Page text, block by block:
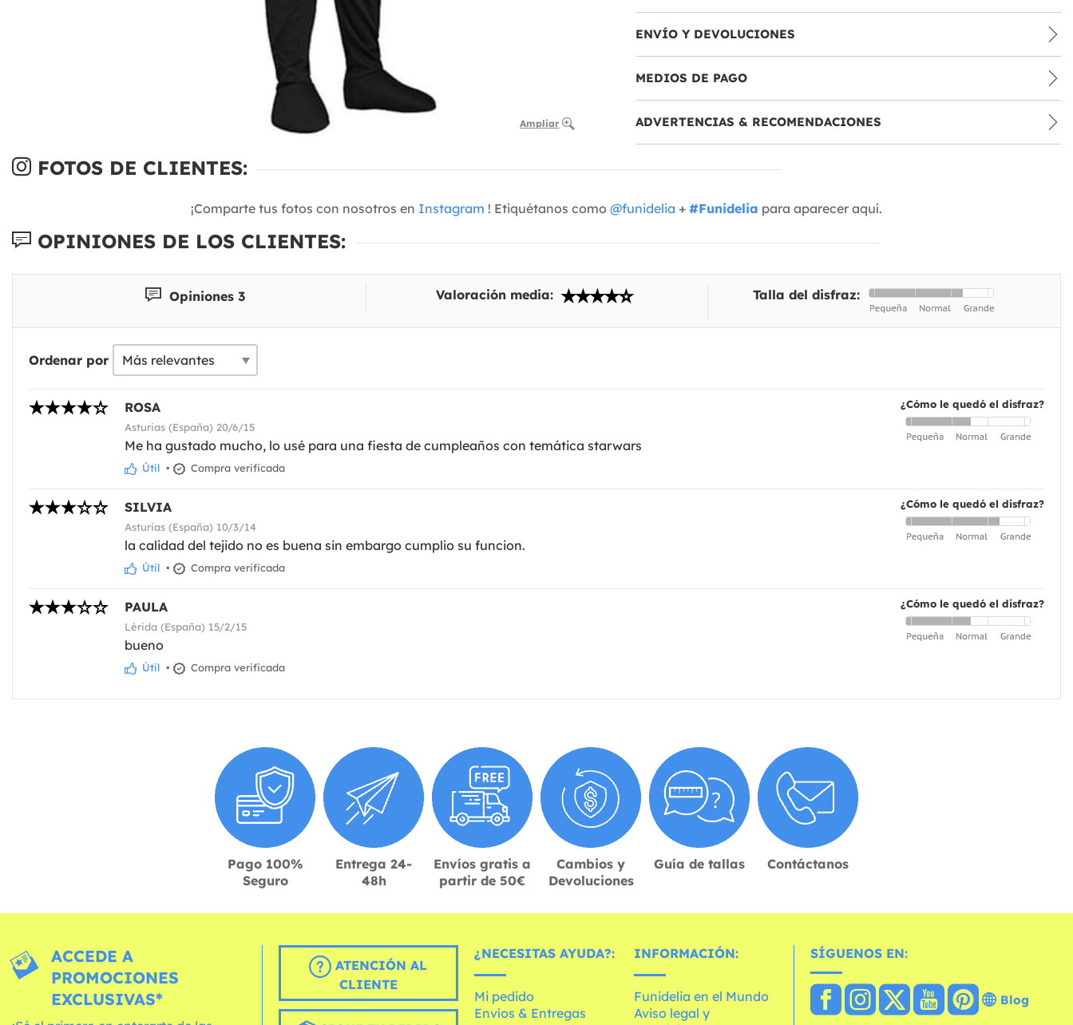
Ampliar
ENVÍO Y DEVOLUCIONES
MEDIOS DE PAGO
ADVERTENCIAS & RECOMENDACIONES
FOTOS DE CLIENTES:
¡Comparte tus fotos con nosotros en Instagram ! Etiquétanos como @funidelia + #Funidelia para aparecer aquí.
OPINIONES DE LOS CLIENTES:
Opiniones 3 Valoración media: Talla del disfraz:
Ordenar por
¿Cómo le quedó el disfraz?
ROSA
Asturias (España) 20/6/15
Me ha gustado mucho, lo usé para una fiesta de cumpleaños con temática starwars
Útil • Compra verificada
¿Cómo le quedó el disfraz?
SILVIA
Asturias (España) 10/3/14
la calidad del tejido no es buena sin embargo cumplio su funcion.
Útil • Compra verificada
¿Cómo le quedó el disfraz?
PAULA
Lérida (España) 15/2/15
bueno
Útil • Compra verificada
Pago 100%
Seguro
Entrega 24-
48h
Envíos gratis a
partir de 50€
Cambios y
Devoluciones
Guía de tallas Contáctanos
ACCEDE A
PROMOCIONES
EXCLUSIVAS*
ATENCIÓN AL
CLIENTE
¿NECESITAS AYUDA?:
Mi pedido
Envíos & Entregas
INFORMACIÓN:
Funidelia en el Mundo
Aviso legal y
SÍGUENOS EN:
Blog